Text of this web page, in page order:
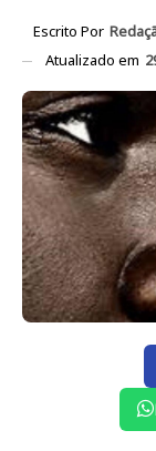
Escrito Por
Atualizado em